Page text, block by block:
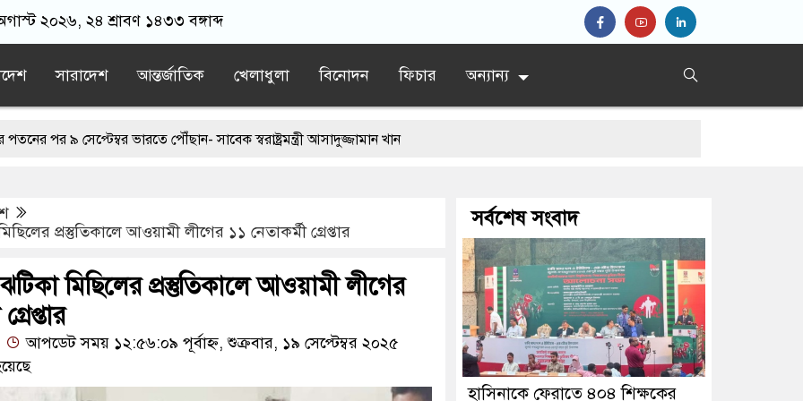
২০২৬, ২৪ শ্রাবণ ১৪৩৩ বঙ্গাব্দ
সারাদেশ আন্তর্জাতিক খেলাধুলা বিনোদন ফিচার অন্যান্য
ভারতে পৌঁছান- সাবেক স্বরাষ্ট্রমন্ত্রী আসাদুজ্জামান খান
বাবা মারা গেছেন
বিএনপির দুই নেতা বহিস্কার
প্রস্তুতিকালে আওয়ামী লীগের ১১ নেতাকর্মী গ্রেপ্তার
মিছিলের প্রস্তুতিকালে আওয়ামী লীগের
আপডেট সময় ১২:৫৬:০৯ পূর্বাহ্ন, শুক্রবার, ১৯ সেপ্টেম্বর ২০২৫
সর্বশেষ সংবাদ
হাসিনাকে ফেরাতে ৪০৪ শিক্ষকের